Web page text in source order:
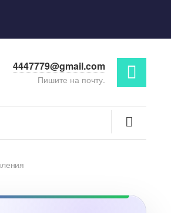
4447779@gmail.com
Пишите на почту.